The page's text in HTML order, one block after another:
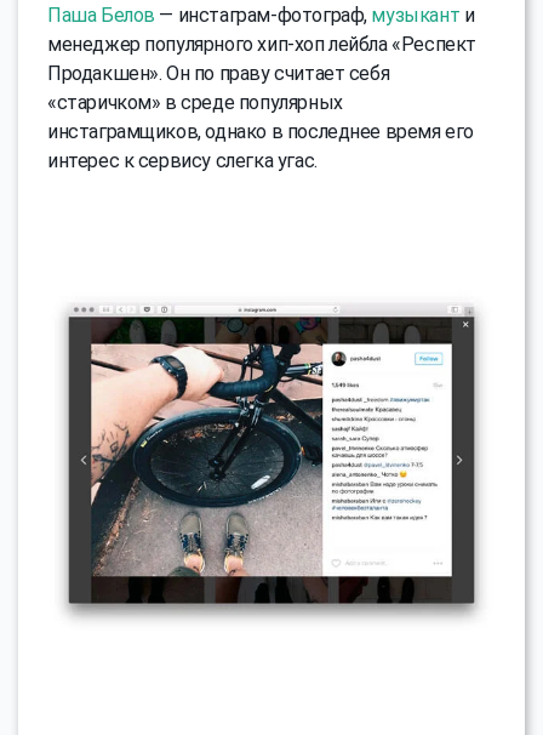
Паша Белов — инстаграм-фотограф, музыкант и
менеджер популярного хип-хоп лейбла «Респект
Продакшен». Он по праву считает себя
«старичком» в среде популярных
инстаграмщиков, однако в последнее время его
интерес к сервису слегка угас.